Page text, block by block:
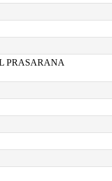
PRASARANA